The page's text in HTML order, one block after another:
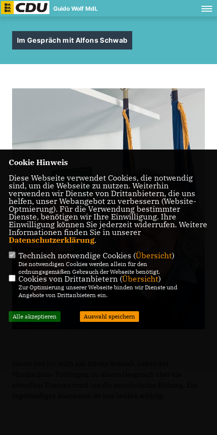
Guido Wolf MdL
Im Gespräch mit Alfons Schwab
Cookie Hinweis
Diese Webseite verwendet Cookies, die notwendig
sind, um die Webseite zu nutzen. Weiterhin
verwenden wir Dienste von Drittanbietern, die uns
helfen, unser Webangebot zu verbessern (Website-
Optmierung). Für die Verwendung bestimmter
Dienste, benötigen wir Ihre Einwilligung. Ihre
Einwilligung können Sie jederzeit widerrufen. Weitere
Informationen finden Sie in unserer
Datenschutzerklärung.
Technisch notwendige Cookies (Übersicht)
Die notwendigen Cookies werden allein für den
ordnungsgemäßen Gebrauch der Webseite benötigt.
Cookies von Drittanbietern (Übersicht)
Zur Optimierung unserer Webseite binden wir Dienste und
Angebote von Drittanbietern ein.
Alle akzeptieren Auswahl speichern